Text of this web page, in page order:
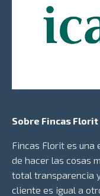
Sobre Fincas Florit
Fincas Florit es una
de hacer las cosas
total transparencia
cliente es igual a